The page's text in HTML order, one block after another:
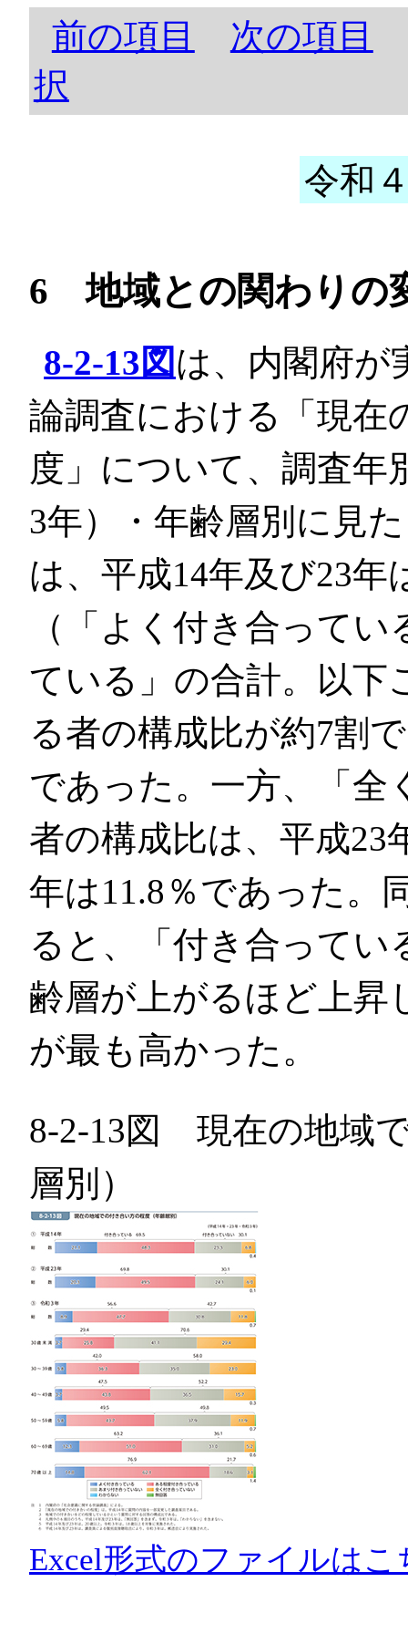
前の項目
次の項目
択
令和
6 地域との関わりの
8-2-13図は、内閣府が
論調査における「現在
度」について、調査年
3年）・年齢層別に見
は、平成14年及び23
（「よく付き合って
ている」の合計。以下
る者の構成比が約7割
であった。一方、「全
者の構成比は、平成23
年は11.8％であった。
ると、「付き合ってい
齢層が上がるほど上昇
が最も高かった。
8-2-13図 現在の地域
層別）
Excel形式のファイルはこ